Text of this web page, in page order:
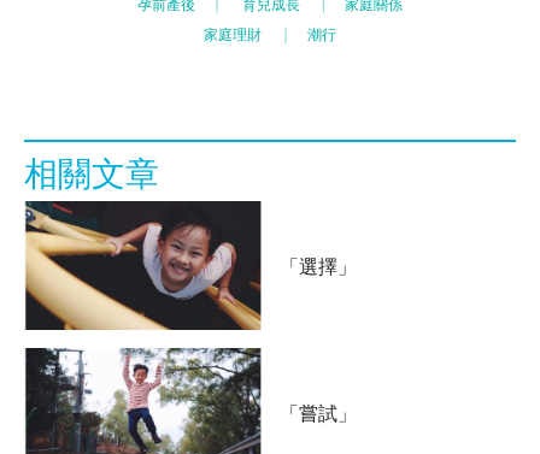
相關文章
「選擇」
「嘗試」